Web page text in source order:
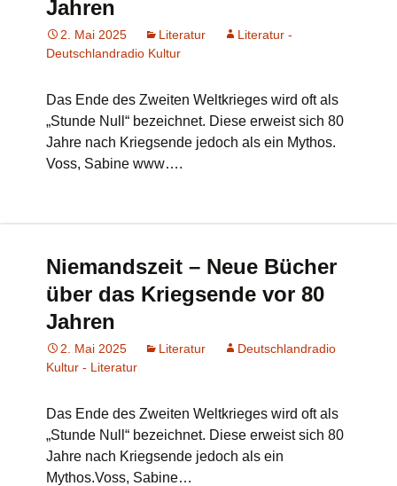
Jahren
2. Mai 2025 Literatur
Literatur -
Deutschlandradio Kultur
Das Ende des Zweiten Weltkrieges wird oft als
„Stunde Null“ bezeichnet. Diese erweist sich 80
Jahre nach Kriegsende jedoch als ein Mythos.
Voss, Sabine www….
Niemandszeit – Neue Bücher
über das Kriegsende vor 80
Jahren
2. Mai 2025 Literatur
Deutschlandradio
Kultur - Literatur
Das Ende des Zweiten Weltkrieges wird oft als
„Stunde Null“ bezeichnet. Diese erweist sich 80
Jahre nach Kriegsende jedoch als ein
Mythos.Voss, Sabine…